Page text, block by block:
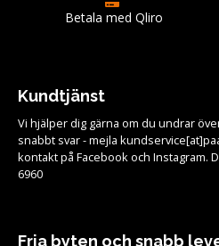
Betala med Qliro
Kundtjänst
Vi hjälper dig gärna om du undrar
snabbt svar - mejla
kontakt på Facebook och Instagram.
6960
Fria byten och snabb